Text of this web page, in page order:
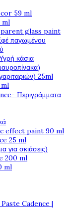
59 ml
ml
glass paint
παγωμένου
κάσια
25ml
ml
Περιγράμματα
effect paint 90 ml
25 ml
σκιάσεις)
200 ml
ml
Cadence |